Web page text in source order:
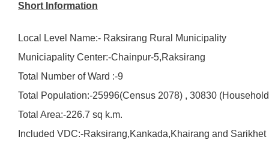
Short Information
Local Level Name:- Raksirang Rural Municipality
Municiapality Center:-Chainpur-5,Raksirang
Total Number of Ward :-9
Total Population:-25996(Census 2078) , 30830
Total Area:-226.7 sq k.m.
Included VDC:-Raksirang,Kankada,Khairang and Sarikhet